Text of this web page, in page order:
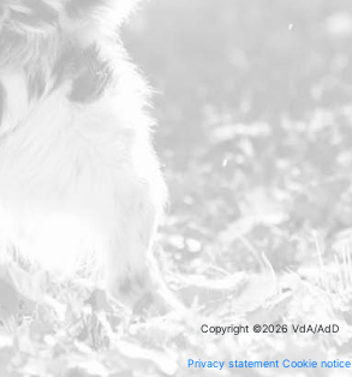
Copyright ©2026 VdA/AdD
Privacy statement Cookie notice